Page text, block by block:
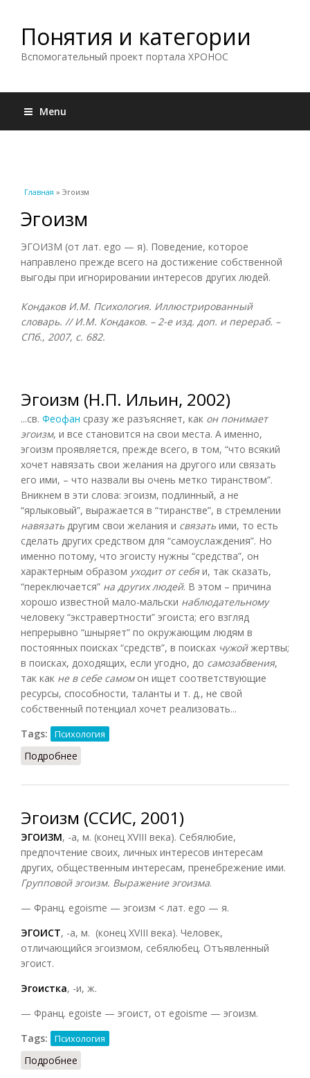
Понятия и категории
Вспомогательный проект портала ХРОНОС
Menu
Вы здесь
Главная » Эгоизм
Эгоизм
ЭГОИЗМ (от лат. ego — я). Поведение, которое
направлено прежде всего на достижение собственной
выгоды при игнорировании интересов других людей.
Кондаков И.М. Психология. Иллюстрированный
словарь. // И.М. Кондаков. – 2-е изд. доп. и перераб. –
СПб., 2007, с. 682.
Эгоизм (Н.П. Ильин, 2002)
...св. Феофан сразу же разъясняет, как он понимает
эгоизм, и все становится на свои места. А именно,
эгоизм проявляется, прежде всего, в том, “что всякий
хочет навязать свои желания на другого или связать
его ими, – что назвали вы очень метко тиранством”.
Вникнем в эти слова: эгоизм, подлинный, а не
“ярлыковый”, выражается в “тиранстве”, в стремлении
навязать другим свои желания и связать ими, то есть
сделать других средством для “самоуслаждения”. Но
именно потому, что эгоисту нужны “средства”, он
характерным образом уходит от себяи, так сказать,
“переключается” на других людей. В этом – причина
хорошо известной мало-мальски наблюдательному
человеку “экстравертности” эгоиста; его взгляд
непрерывно “шныряет” по окружающим людям в
постоянных поисках “средств”, в поисках чужой жертвы;
в поисках, доходящих, если угодно, до самозабвения,
так как не в себе самомон ищет соответствующие
ресурсы, способности, таланты и т. д., не свой
собственный потенциал хочет реализовать...
Tags:
Психология
Подробнее
Эгоизм (ССИС, 2001)
ЭГОИЗМ, -а, м. (конец XVIII века). Себялюбие,
предпочтение своих, личных интересов интересам
других, общественным интересам, пренебрежение ими.
Групповой эгоизм. Выражение эгоизма.
— Франц. egoisme — эгоизм < лат. ego — я.
ЭГОИСТ, -а, м. (конец XVIII века). Человек,
отличающийся эгоизмом, себялюбец. Отъявленный
эгоист.
Эгоистка, -и, ж.
— Франц. egoiste — эгоист, от egoisme — эгоизм.
Tags:
Психология
Подробнее